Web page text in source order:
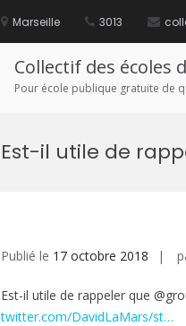
Marseille 3013
Collectif des écoles
Pour école publique gratuite de
Est-il utile de
Publié le 17 octobre 2018
Est-il utile de rappeler que
twitter.com/DavidLaMars/st…